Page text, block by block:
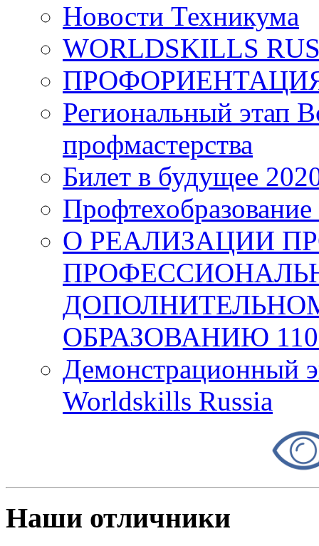
Новости Техникума
WORLDSKILLS
Региональный этап
профмастерства
Билет в будущее
О РЕАЛИЗАЦИИ
ОБРАЗОВАНИЮ
Демонстрационный
Worldskills Russia
Наши отличники